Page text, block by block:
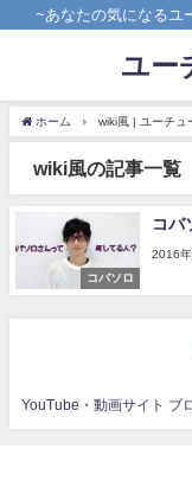
~あなたの気になるユ
ユー
ホーム wiki風 | ユーチュ
wiki風の記事一覧
コバソロ
コバ
2016
YouTube・動画サイト ブ